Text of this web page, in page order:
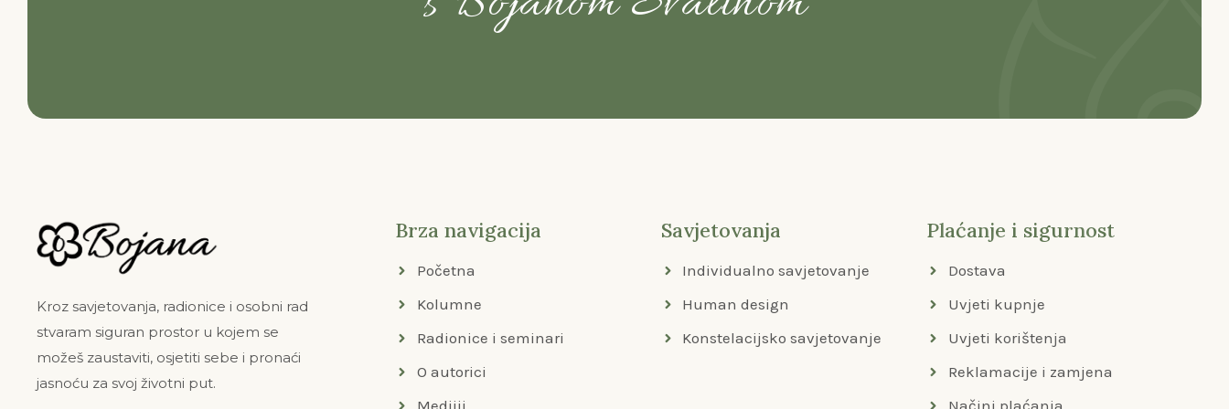
Kroz savjetovanja, radionice i osobni rad
stvaram siguran prostor u kojem se
možeš zaustaviti, osjetiti sebe i pronaći
jasnoću za svoj životni put.
Brza navigacija
Početna
Kolumne
Radionice i seminari
O autorici
Savjetovanja
Individualno savjetovanje
Human design
Konstelacijsko savjetovanje
Plaćanje i sigurnost
Dostava
Uvjeti kupnje
Uvjeti korištenja
Reklamacije i zamjena